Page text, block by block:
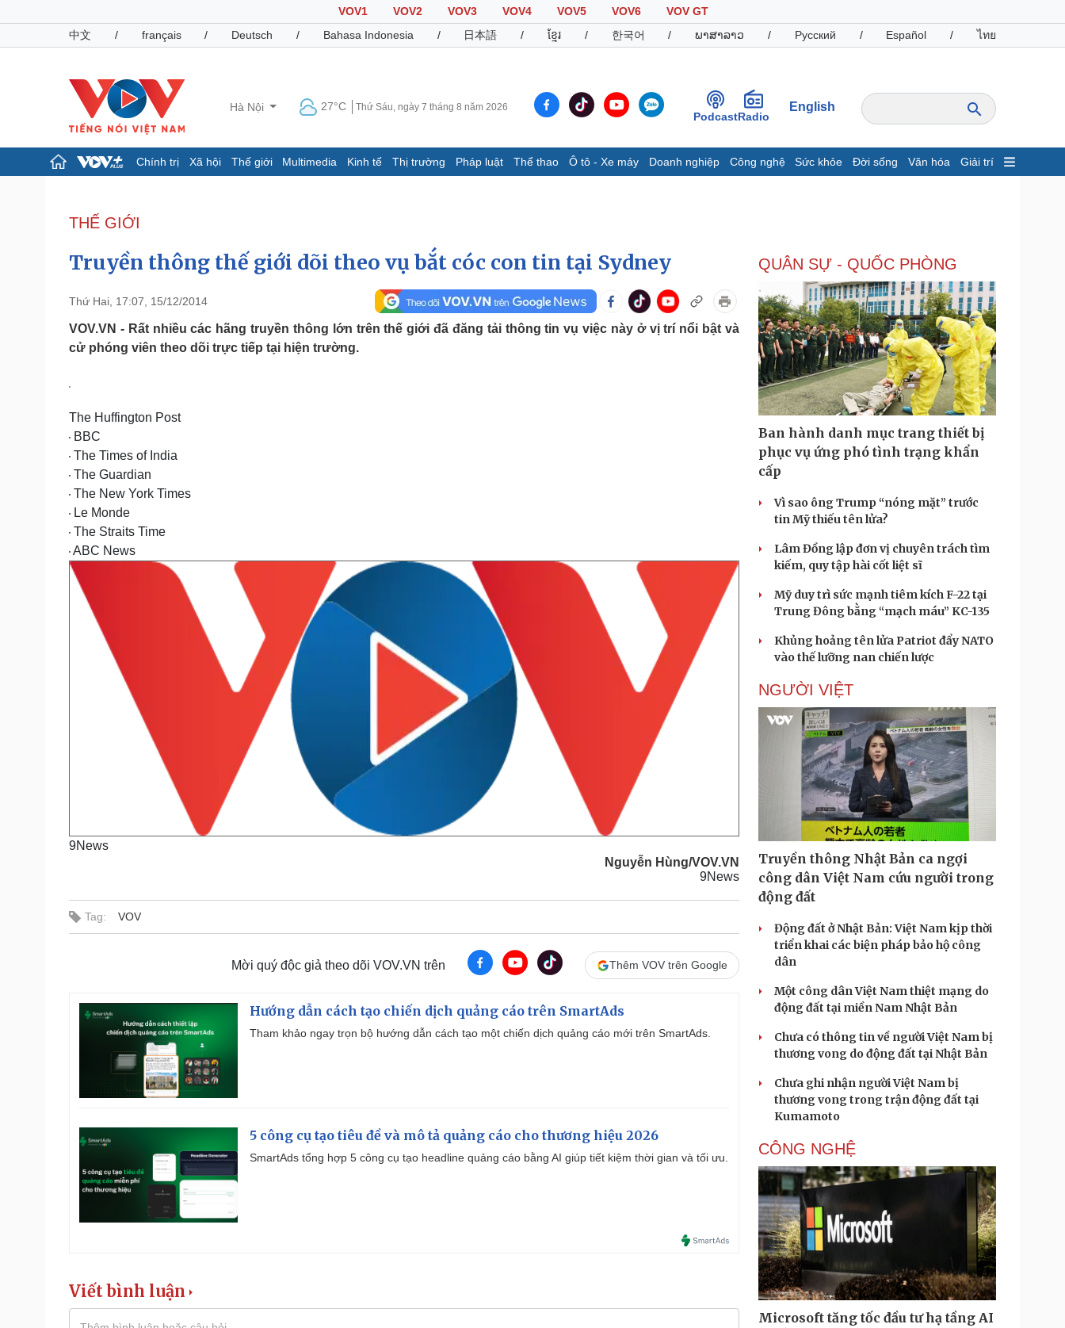
VOV1 VOV2 VOV3 VOV4 VOV5 VOV6
VOV GT
中文
/ français / Deutsch / Bahasa Indonesia / 日本語 / ខ្មែរ / 한국어 / ພາສາລາວ / Русский / Español / ไทย
Hà Nội 27°C Thứ Sáu, ngày 7 tháng 8 năm 2026
PodcastRadio
English
Chính trị Xã hội Thế giới Multimedia Kinh tế Thị trường Pháp luật Thể thao Ô tô - Xe máy Doanh nghiệp Công nghệ Sức khỏe Đời sống Văn hóa Giải trí
Đảng
Tổ chức nhân sự
Nhận diện sự thật
Giáo dục
Dấu ấn VOV
Infographic
Chứng khoán
Giá cà phê
Pháp luật
Vụ án
Quân sự - Quốc phòng
Vũ khí
Thể thao
Ô tô - Xe máy
Doanh nghiệp
Thông tin doanh nghiệp
Doanh nghiệp 24h
Doanh nhân
Vì cộng đồng
Công nghệ
Sành điệu
Tin Công nghệ
Trải nghiệm
Chuyển đổi số
Sức khỏe
Dinh dưỡng - món ngon
Cây thuốc
Sản phụ khoa
Nhi khoa
Nam khoa
Làm đẹp - giảm cân
Phòng mạch online
Ăn sạch sống khỏe
Podcast
Câu chuyện thời sự
Cửa sổ tình yêu
Kể chuyện cho bé
Cải chính
THẾ GIỚI
Truyền thông thế giới dõi theo vụ bắt cóc con tin tại Sydney
Thứ Hai, 17:07, 15/12/2014
VOV.VN - Rất nhiều các hãng truyền thông lớn trên thế giới đã đăng tải thông tin vụ việc này ở vị trí nổi bật và
cử phóng viên theo dõi trực tiếp tại hiện trường.
The Huffington Post
BBC
The Times of India
The Guardian
The New York Times
Le Monde
The Straits Time
ABC News
9News
Nguyễn Hùng/VOV.VN
9News
Tag: VOV
Mời quý độc giả theo dõi VOV.VN trên Thêm VOV trên Google
Hướng dẫn cách tạo chiến dịch quảng cáo trên SmartAds
Tham khảo ngay trọn bộ hướng dẫn cách tạo một chiến dịch quảng cáo mới trên SmartAds.
5 công cụ tạo tiêu đề và mô tả quảng cáo cho thương hiệu 2026
SmartAds tổng hợp 5 công cụ tạo headline quảng cáo bằng AI giúp tiết kiệm thời gian và tối ưu.
Viết bình luận
QUÂN SỰ - QUỐC PHÒNG
Ban hành danh mục trang thiết bị
phục vụ ứng phó tình trạng khẩn
cấp
Vì sao ông Trump “nóng mặt” trước
tin Mỹ thiếu tên lửa?
Lâm Đồng lập đơn vị chuyên trách tìm
kiếm, quy tập hài cốt liệt sĩ
Mỹ duy trì sức mạnh tiêm kích F-22 tại
Trung Đông bằng “mạch máu” KC-135
Khủng hoảng tên lửa Patriot đẩy NATO
vào thế lưỡng nan chiến lược
NGƯỜI VIỆT
Truyền thông Nhật Bản ca ngợi
công dân Việt Nam cứu người trong
động đất
Động đất ở Nhật Bản: Việt Nam kịp thời
triển khai các biện pháp bảo hộ công
dân
Một công dân Việt Nam thiệt mạng do
động đất tại miền Nam Nhật Bản
Chưa có thông tin về người Việt Nam bị
thương vong do động đất tại Nhật Bản
Chưa ghi nhận người Việt Nam bị
thương vong trong trận động đất tại
Kumamoto
CÔNG NGHỆ
Microsoft tăng tốc đầu tư hạ tầng AI